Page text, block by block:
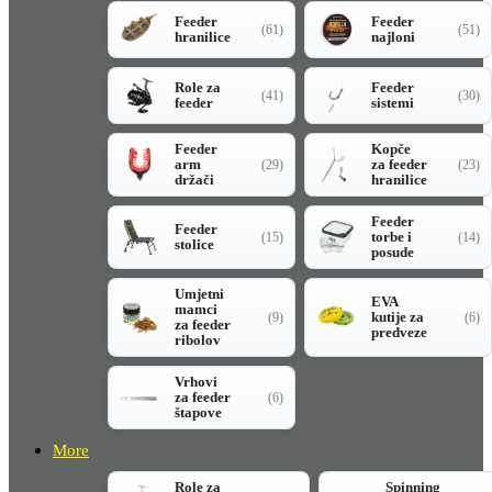
Feeder
hranilice
(61)
Feeder
najloni
(51)
Role za
feeder
(41)
Feeder
sistemi
(30)
Feeder
arm
držači
(29)
Kopče
za feeder
hranilice
(23)
Feeder
stolice
(15)
Feeder
torbe i
posude
(14)
Umjetni
mamci
za feeder
ribolov
(9)
EVA
kutije za
predveze
(6)
Vrhovi
za feeder
štapove
(6)
More
Role za
Spinning